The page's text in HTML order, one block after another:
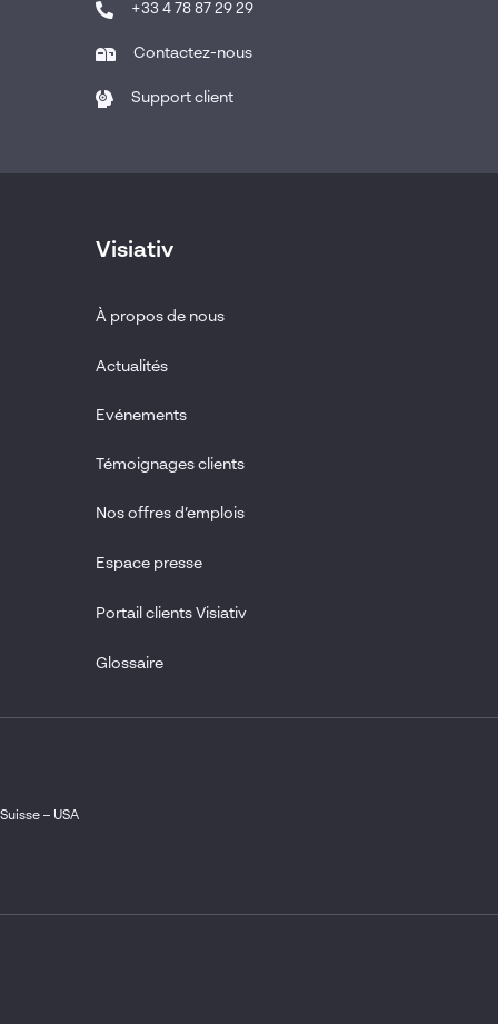
+33 4 78 87 29 29
Contactez-nous
Support client
Visiativ
À propos de nous
Actualités
Evénements
Témoignages clients
Nos offres d’emplois
Espace presse
Portail clients Visiativ
Glossaire
Suisse– USA